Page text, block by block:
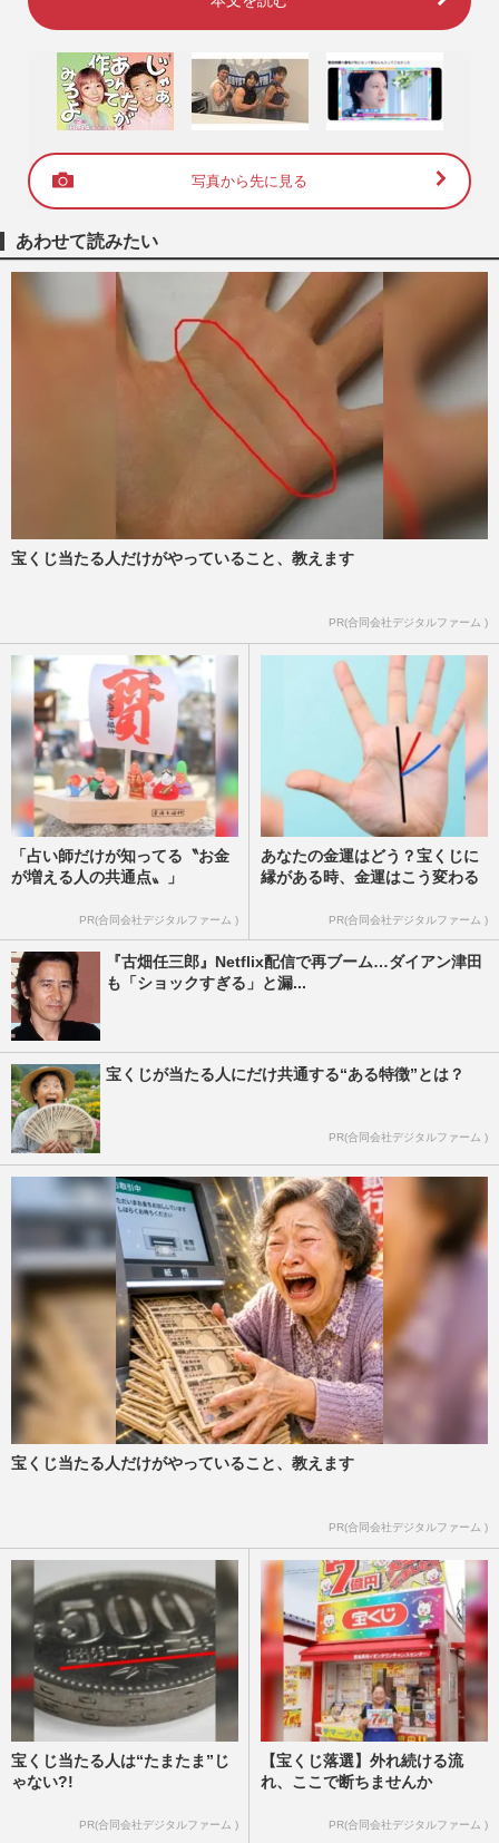
写真から先に見る
あわせて読みたい
宝くじ当たる人だけがやっていること、教えます
PR(合同会社デジタルファーム )
「占い師だけが知ってる〝お金
が増える人の共通点〟」
PR(合同会社デジタルファーム )
あなたの金運はどう？宝くじに
縁がある時、金運はこう変わる
PR(合同会社デジタルファーム )
『古畑任三郎』Netflix配信で再ブーム…ダイアン津田
も「ショックすぎる」と漏...
宝くじが当たる人にだけ共通する“ある特徴”とは？
PR(合同会社デジタルファーム )
宝くじ当たる人だけがやっていること、教えます
PR(合同会社デジタルファーム )
宝くじ当たる人は“たまたま”じ
ゃない?!
PR(合同会社デジタルファーム )
【宝くじ落選】外れ続ける流
れ、ここで断ちませんか
PR(合同会社デジタルファーム )